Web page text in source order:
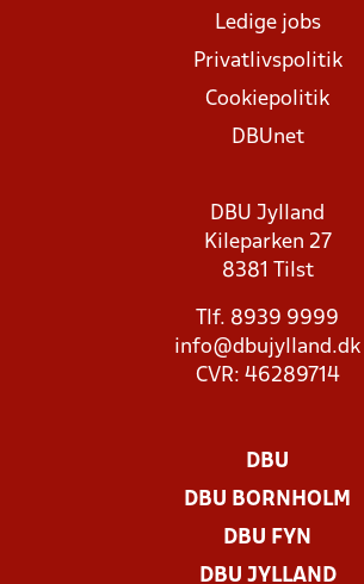
Ledige jobs
Privatlivspolitik
Cookiepolitik
DBUnet
DBU Jylland
Kileparken 27
8381 Tilst
Tlf. 8939 9999
info@dbujylland.dk
CVR: 46289714
DBU
DBU BORNHOLM
DBU FYN
DBU JYLLAND